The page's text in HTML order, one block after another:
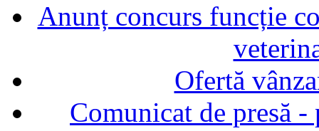
Anunț concurs funcție
Ofertă
Comunicat de presă